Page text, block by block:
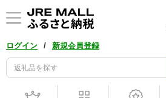
ログイン / 新規会員登録